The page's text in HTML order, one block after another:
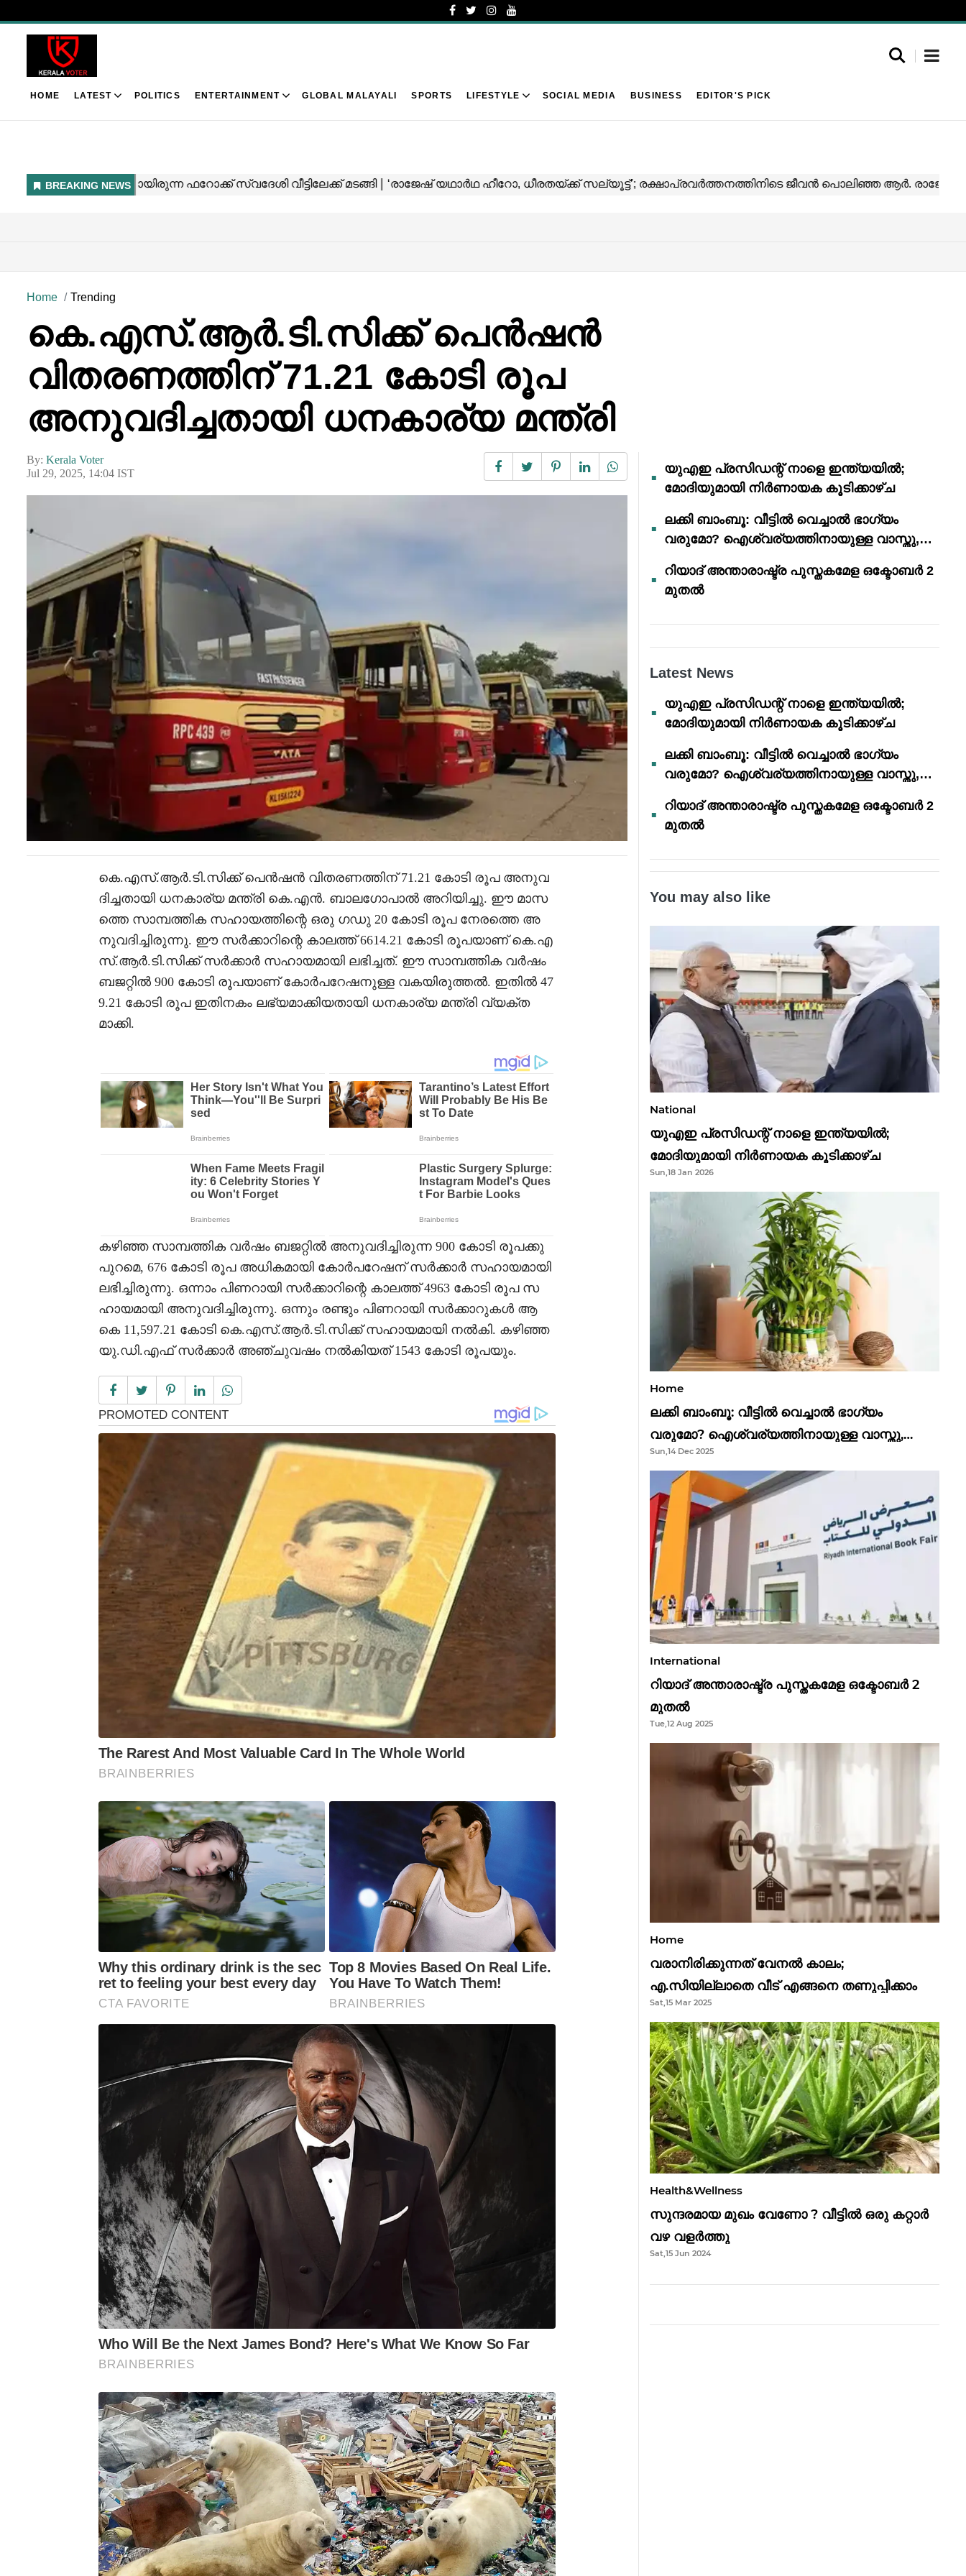
HOME LATEST POLITICS ENTERTAINMENT GLOBAL MALAYALI SPORTS LIFESTYLE SOCIAL MEDIA BUSINESS EDITOR'S PICK
Home Trending
കെ.എസ്.ആർ.ടി.സിക്ക് പെൻഷൻ
വിതരണത്തിന്‌ 71.21 കോടി രൂപ
അനുവദിച്ചതായി ധനകാര്യ മന്ത്രി
By: Kerala Voter
Jul 29, 2025, 14:04 IST
കെ.എസ്.ആർ.ടി.സിക്ക് പെൻഷൻ വിതരണത്തിന്‌ 71.21 കോടി രൂപ അനുവ
ദിച്ചതായി ധനകാര്യ മന്ത്രി കെ.എൻ. ബാലഗോപാൽ അറിയിച്ചു. ഈ മാസ
ത്തെ സാമ്പത്തിക സഹായത്തിന്റെ ഒരു ഗഡു 20 കോടി രൂപ നേരത്തെ അ
നുവദിച്ചിരുന്നു. ഈ സർക്കാറിന്റെ കാലത്ത്‌ 6614.21 കോടി രൂപയാണ്‌ കെ.എ
സ്‌.ആർ.ടി.സിക്ക്‌ സർക്കാർ സഹായമായി ലഭിച്ചത്‌. ഈ സാമ്പത്തിക വർഷം
ബജറ്റിൽ 900 കോടി രൂപയാണ്‌ കോർപറേഷനുള്ള വകയിരുത്തൽ. ഇതിൽ 47
9.21 കോടി രൂപ ഇതിനകം ലഭ്യമാക്കിയതായി ധനകാര്യ മന്ത്രി വ്യക്ത
മാക്കി.
കഴിഞ്ഞ സാമ്പത്തിക വർഷം ബജറ്റിൽ അനുവദിച്ചിരുന്ന 900 കോടി രൂപക്കു
പുറമെ, 676 കോടി രൂപ അധികമായി കോർപറേഷന്‌ സർക്കാർ സഹായമായി
ലഭിച്ചിരുന്നു. ഒന്നാം പിണറായി സർക്കാറിന്റെ കാലത്ത്‌ 4963 കോടി രൂപ സ
ഹായമായി അനുവദിച്ചിരുന്നു. ഒന്നും രണ്ടും പിണറായി സർക്കാറുകൾ ആ
കെ 11,597.21 കോടി കെ.എസ്‌.ആർ.ടി.സിക്ക്‌ സഹായമായി നൽകി. കഴിഞ്ഞ
യു.ഡി.എഫ്‌ സർക്കാർ അഞ്ചുവഷം നൽകിയത്‌ 1543 കോടി രൂപയും.
യുഎഇ പ്രസിഡന്റ് നാളെ ഇന്ത്യയിൽ;
മോദിയുമായി നിർണായക കൂടിക്കാഴ്ച
ലക്കി ബാംബൂ: വീട്ടിൽ വെച്ചാൽ ഭാഗ്യം
വരുമോ? ഐശ്വര്യത്തിനായുള്ള വാസ്തു,
റിയാദ് അന്താരാഷ്ട്ര പുസ്തകമേള ഒക്ടോബർ 2
മുതൽ
Latest News
യുഎഇ പ്രസിഡന്റ് നാളെ ഇന്ത്യയിൽ;
മോദിയുമായി നിർണായക കൂടിക്കാഴ്ച
ലക്കി ബാംബൂ: വീട്ടിൽ വെച്ചാൽ ഭാഗ്യം
വരുമോ? ഐശ്വര്യത്തിനായുള്ള വാസ്തു,
റിയാദ് അന്താരാഷ്ട്ര പുസ്തകമേള ഒക്ടോബർ 2
മുതൽ
You may also like
National
യുഎഇ പ്രസിഡന്റ് നാളെ ഇന്ത്യയിൽ;
മോദിയുമായി നിർണായക കൂടിക്കാഴ്ച
Sun,18 Jan 2026
Home
ലക്കി ബാംബൂ: വീട്ടിൽ വെച്ചാൽ ഭാഗ്യം
വരുമോ? ഐശ്വര്യത്തിനായുള്ള വാസ്തു,
ഫെങ് ഷൂയി വിശ്വാസങ്ങൾ
Sun,14 Dec 2025
International
റിയാദ് അന്താരാഷ്ട്ര പുസ്തകമേള ഒക്ടോബർ 2
മുതൽ
Tue,12 Aug 2025
Home
വരാനിരിക്കുന്നത് വേനൽ കാലം;
എ.സിയില്ലാതെ വീട് എങ്ങനെ തണുപ്പിക്കാം
Sat,15 Mar 2025
Health&Wellness
സുന്ദരമായ മുഖം വേണോ ? വീട്ടിൽ ഒരു കറ്റാർ
വഴ വളർത്തു
Sat,15 Jun 2024